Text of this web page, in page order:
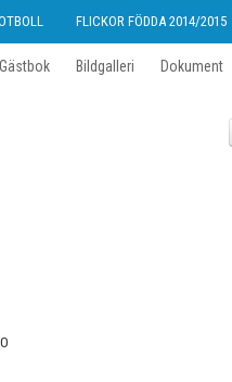
FLICKOR FÖDDA 2014/2015
Gästbok Bildgalleri Dokument